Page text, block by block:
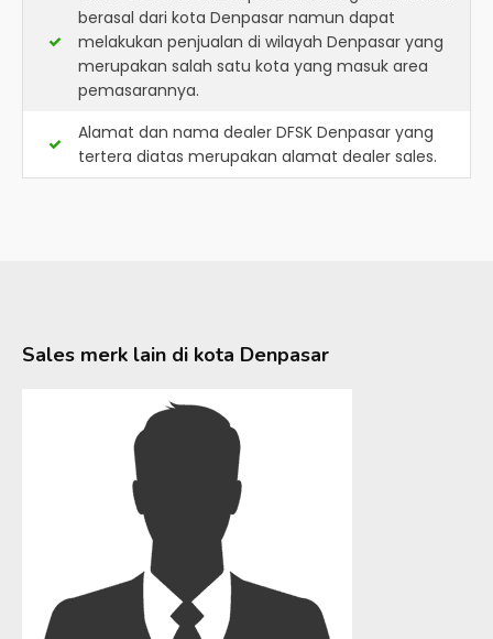
berasal dari kota Denpasar namun dapat
melakukan penjualan di wilayah Denpasar yang
merupakan salah satu kota yang masuk area
pemasarannya.
Alamat dan nama dealer DFSK Denpasar yang
tertera diatas merupakan alamat dealer sales.
Sales merk lain di kota Denpasar